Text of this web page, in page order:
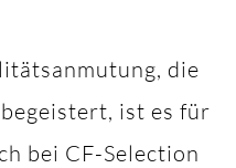
die
ist es für
bei CF-Selection